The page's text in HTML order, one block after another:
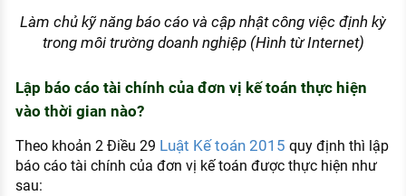
Làm chủ kỹ năng báo cáo và cập nhật công việc định kỳ
trong môi trường doanh nghiệp (Hình từ Internet)
Lập báo cáo tài chính của đơn vị kế toán thực hiện
vào thời gian nào?
Theo khoản 2 Điều 29 Luật Kế toán 2015 quy định thì lập
báo cáo tài chính của đơn vị kế toán được thực hiện như
sau: